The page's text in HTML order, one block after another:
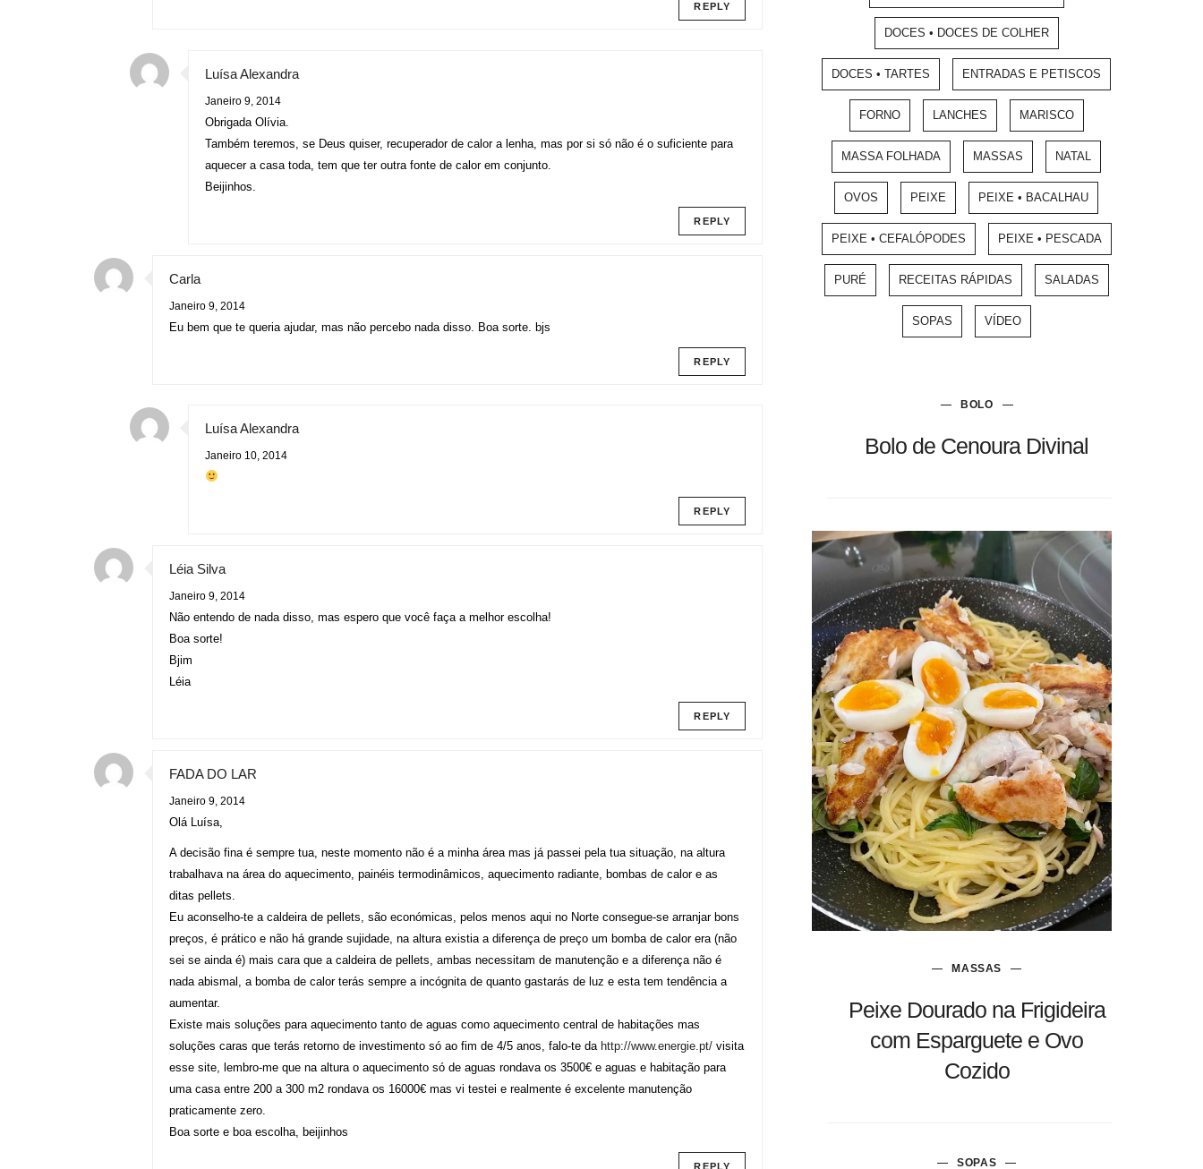
REPLY
Luísa Alexandra
Janeiro 9, 2014
Obrigada Olívia.
Também teremos, se Deus quiser, recuperador de calor a lenha, mas por si só não é o suficiente para
aquecer a casa toda, tem que ter outra fonte de calor em conjunto.
Beijinhos.
REPLY
Carla
Janeiro 9, 2014
Eu bem que te queria ajudar, mas não percebo nada disso. Boa sorte. bjs
REPLY
Luísa Alexandra
Janeiro 10, 2014
REPLY
Léia Silva
Janeiro 9, 2014
Não entendo de nada disso, mas espero que você faça a melhor escolha!
Boa sorte!
Bjim
Léia
REPLY
FADA DO LAR
Janeiro 9, 2014
Olá Luísa,
A decisão fina é sempre tua, neste momento não é a minha área mas já passei pela tua situação, na altura
trabalhava na área do aquecimento, painéis termodinâmicos, aquecimento radiante, bombas de calor e as
ditas pellets.
Eu aconselho-te a caldeira de pellets, são económicas, pelos menos aqui no Norte consegue-se arranjar bons
preços, é prático e não há grande sujidade, na altura existia a diferença de preço um bomba de calor era (não
sei se ainda é) mais cara que a caldeira de pellets, ambas necessitam de manutenção e a diferença não é
nada abismal, a bomba de calor terás sempre a incógnita de quanto gastarás de luz e esta tem tendência a
aumentar.
Existe mais soluções para aquecimento tanto de aguas como aquecimento central de habitações mas
soluções caras que terás retorno de investimento só ao fim de 4/5 anos, falo-te da http://www.energie.pt/ visita
esse site, lembro-me que na altura o aquecimento só de aguas rondava os 3500€ e aguas e habitação para
uma casa entre 200 a 300 m2 rondava os 16000€ mas vi testei e realmente é excelente manutenção
praticamente zero.
Boa sorte e boa escolha, beijinhos
REPLY
DOCES • DOCES DE COLHER
DOCES • TARTES ENTRADAS E PETISCOS
FORNO LANCHES MARISCO
MASSA FOLHADA MASSAS NATAL
OVOS PEIXE PEIXE • BACALHAU
PEIXE • CEFALÓPODES PEIXE • PESCADA
PURÉ RECEITAS RÁPIDAS SALADAS
SOPAS VÍDEO
BOLO
Bolo de Cenoura Divinal
MASSAS
Peixe Dourado na Frigideira
com Esparguete e Ovo
Cozido
SOPAS